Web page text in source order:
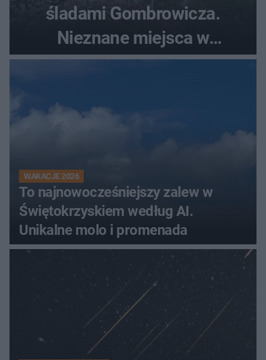
śladami Gombrowicza.
Nieznane miejsca w
Świętokrzyskiem
WAKACJE 2026
To najnowocześniejszy zalew w
Świętokrzyskiem według AI.
Unikalne molo i promenada